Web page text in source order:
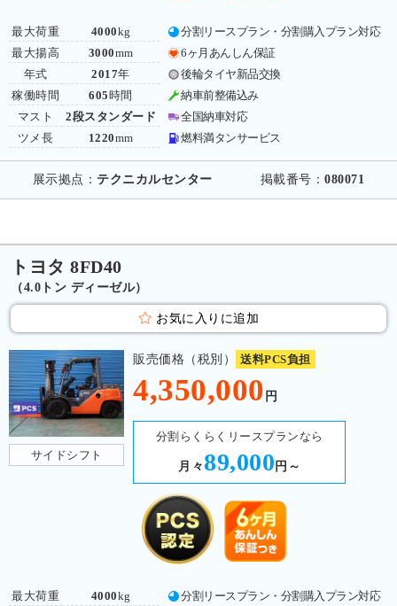
最大荷重
最大揚高
年式
稼働時間
マスト
ツメ長
4000kg
3000mm
2017年
605 時間
2段スタンダード
1220mm
分割リースプラン・分割購入プラン対応
6ヶ月あんしん保証
後輪タイヤ新品交換
納車前整備込み
全国納車対応
燃料満タンサービス
展示拠点： テクニカルセンター 掲載番号：080071
トヨタ 8FD40
（4.0トン ディーゼル）
お気に入りに追加
サイドシフト
販売価格（税別） 送料PCS負担
4,350,000 円
分割らくらくリースプランなら
月々 89,000 円～
最大荷重 4000kg 分割リースプラン・分割購入プラン対応